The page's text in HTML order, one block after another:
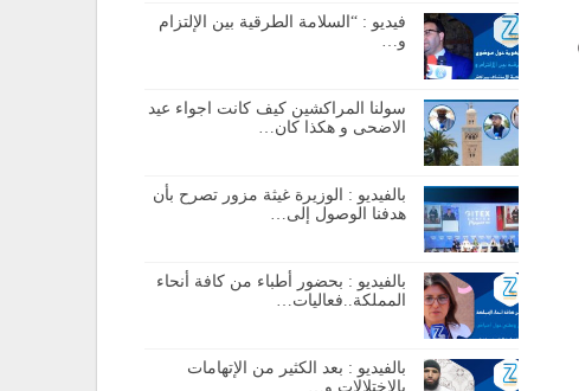
فيديو : “السلامة الطرقية بين الإلتزام
و…
سولنا المراكشين كيف كانت اجواء عيد
الاضحى و هكذا كان…
بالفيديو : الوزيرة غيثة مزور تصرح بأن
هدفنا الوصول إلى…
بالفيديو : بحضور أطباء من كافة أنحاء
المملكة..فعاليات…
بالفيديو : بعد الكثير من الإتهامات
بالإختلالات و…